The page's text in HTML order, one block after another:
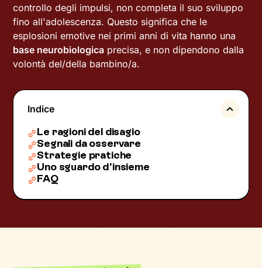
controllo degli impulsi, non completa il suo sviluppo
fino all'adolescenza. Questo significa che le
esplosioni emotive nei primi anni di vita hanno una
base neurobiologica precisa, e non dipendono dalla
volontà del/della bambino/a.
Indice
Le ragioni del disagio
Segnali da osservare
Strategie pratiche
Uno sguardo d'insieme
FAQ